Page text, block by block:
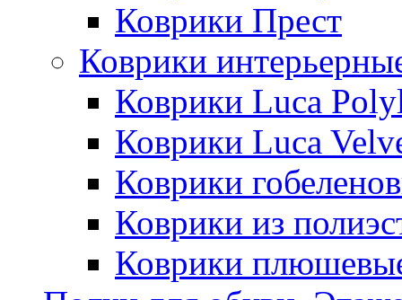
Коврики Прест
Коврики
Коврики Luca
Коврики Luca
Коврики
Коврики из
Коврики